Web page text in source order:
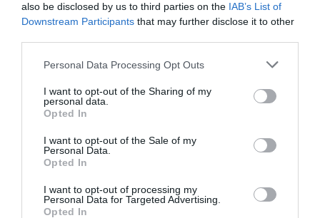
also be disclosed by us to third parties on the IAB’s List of
Downstream Participants that may further disclose it to other
Personal Data Processing Opt Outs
I want to opt-out of the Sharing of my
personal data.
Opted In
I want to opt-out of the Sale of my
Personal Data.
Opted In
I want to opt-out of processing my
Personal Data for Targeted Advertising.
Opted In
Το Ροκ το Ελληνικό:
Ο Κώστας Τουρνάς
και ο Διονύσης
Θέατρο Άλσος ΔΕΗ
Η Ελεωνόρα
Ζουγανέλη για δύο
Κρήτη